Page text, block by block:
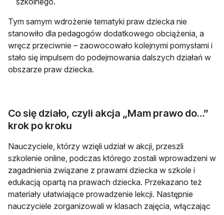
Tym samym wdrożenie tematyki praw dziecka nie
stanowiło dla pedagogów dodatkowego obciążenia, a
wręcz przeciwnie – zaowocowało kolejnymi pomysłami i
stało się impulsem do podejmowania dalszych działań w
obszarze praw dziecka.
Co się działo, czyli akcja „Mam prawo do…”
krok po kroku
Nauczyciele, którzy wzięli udział w akcji, przeszli
szkolenie online, podczas którego zostali wprowadzeni w
zagadnienia związane z prawami dziecka w szkole i
edukacją opartą na prawach dziecka. Przekazano też
materiały ułatwiające prowadzenie lekcji. Następnie
nauczyciele zorganizowali w klasach zajęcia, włączając